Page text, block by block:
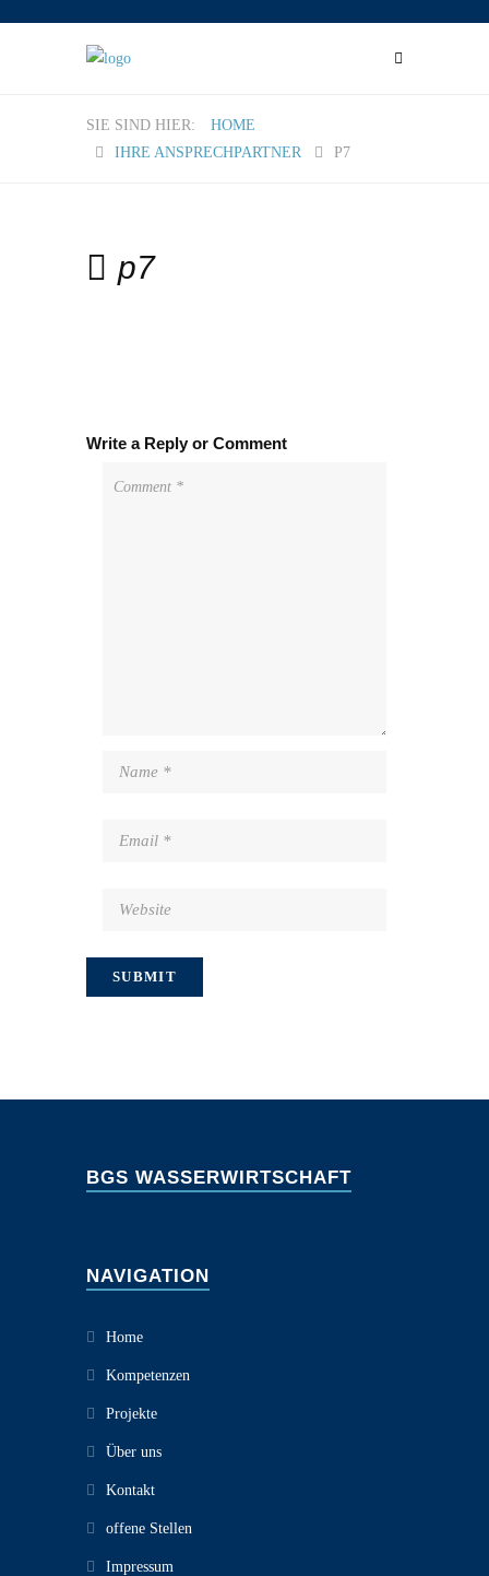
HOME
IHRE ANSPRECHPARTNER
P7
p7
Write a Reply or Comment
BGS WASSERWIRTSCHAFT
NAVIGATION
Home
Kompetenzen
Projekte
Über uns
Kontakt
offene Stellen
Impressum